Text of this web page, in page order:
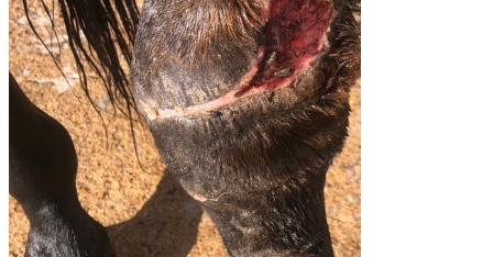
Todas las entradasClose
HERIDAS SANGRANTES EN
CABALLOS
17 sept 2023
2 min de lectura
Actualizado:
3 jul 2025